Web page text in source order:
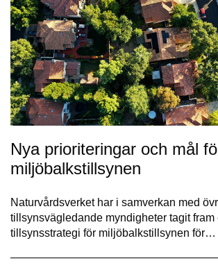
Nya prioriteringar och mål
miljöbalkstillsynen
Naturvårdsverket har i samverkan med
tillsynsvägledande myndigheter tagit fram
tillsynsstrategi för miljöbalkstillsynen för…